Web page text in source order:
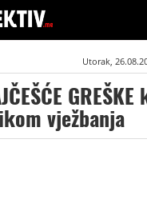
Utorak,
vježbanja